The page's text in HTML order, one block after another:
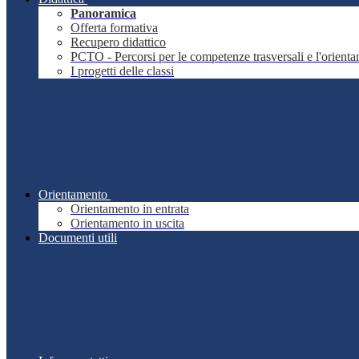
Panoramica
Offerta formativa
Recupero didattico
PCTO - Percorsi per le competenze trasversali e
I progetti delle classi
Orientamento
Orientamento in entrata
Orientamento in uscita
Documenti utili